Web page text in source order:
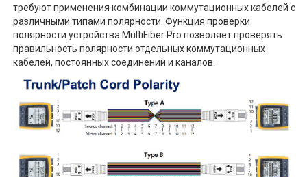
требуют применения комбинации коммутационных кабелей с
различными типами полярности. Функция проверки
полярности устройства MultiFiber Pro позволяет проверять
правильность полярности отдельных коммутационных
кабелей, постоянных соединений и каналов.